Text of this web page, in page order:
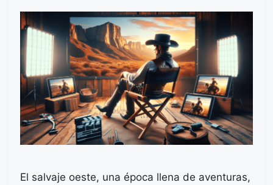
El salvaje oeste, una época llena de aventuras,